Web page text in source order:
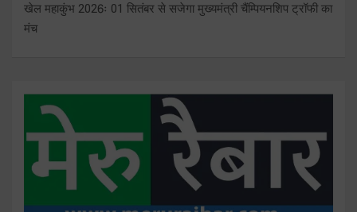
खेल महाकुंभ 2026ः 01 सितंबर से सजेगा मुख्यमंत्री चैंम्पियनशिप ट्रॉफी का
मंच